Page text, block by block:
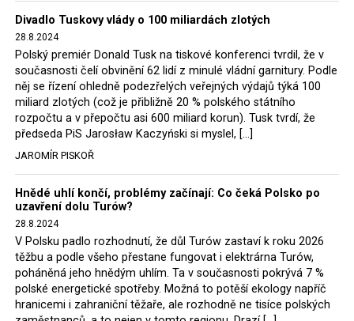
Hołownia, přímo řekli, že by se polská vláda měla
tomuto rozhodnutí podřídit.
Rozhodnutí polského ministra spravedlnosti jistě potěší
německé, české a polské ekology, ale i těžaře. Je těžké si
představit, že by o takové věci rozhodoval sám ministr
Bodnar. Musel získat politický souhlas vládnoucí koalice.
Stále jsou totiž platné argumenty Morawieckého vlády,
že důl i elektrárna jsou – kromě zabezpečování cca 7 %
polského energetického mixu – klíčovými podniky, spolu
se svými dceřinými společnostmi zaměstnávají cca pět
tisíc lidí. Navíc s činností dolu a elektrárny nepřímo
souvisí dalších několik desítek tisíc pracovních míst v
regionu. Zelená politika ale opět zvítězila.
Rozhodnutí polského ministra spravedlnosti jistě potěší
Divadlo Tuskovy vlády o 100 miliardách zlotých
28.8.2024
Polský premiér Donald Tusk na tiskové konferenci tvrdil, že v
současnosti čelí obvinění 62 lidí z minulé vládní garnitury. Podle
něj se řízení ohledně podezřelých veřejných výdajů týká 100
miliard zlotých (což je přibližně 20 % polského státního
rozpočtu a v přepočtu asi 600 miliard korun). Tusk tvrdí, že
předseda PiS Jarosław Kaczyński si myslel, […]
JAROMÍR PISKOŘ
Hnědé uhlí končí, problémy začínají: Co čeká Polsko po
uzavření dolu Turów?
28.8.2024
V Polsku padlo rozhodnutí, že důl Turów zastaví k roku 2026
těžbu a podle všeho přestane fungovat i elektrárna Turów,
poháněná jeho hnědým uhlím. Ta v současnosti pokrývá 7 %
polské energetické spotřeby. Možná to potěší ekology napříč
hranicemi i zahraniční těžaře, ale rozhodně ne tisíce polských